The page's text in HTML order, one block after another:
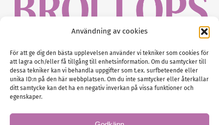
Användning av cookies
För att ge dig den bästa upplevelsen använder vi tekniker som cookies för
att lagra och/eller få tillgång till enhetsinformation. Om du samtycker till
dessa tekniker kan vi behandla uppgifter som t.ex. surfbeteende eller
unika ID:n på den här webbplatsen. Om du inte samtycker eller återkallar
ditt samtycke kan det ha en negativ inverkan på vissa funktioner och
egenskaper.
Gustaf Mattssons väg 2, 451 50 Uddevalla
Tel :0522-68 11 90
E-post:info@nordicbridalmedia.com